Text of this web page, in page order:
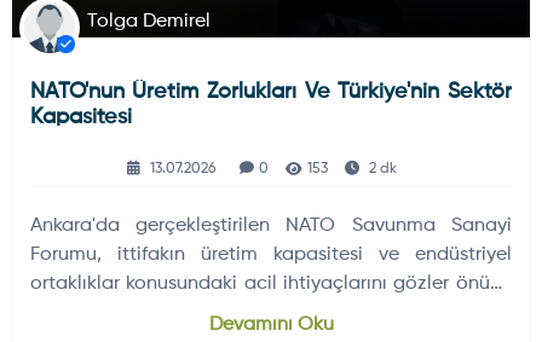
Tolga Demirel
NATO'nun Üretim Zorlukları Ve Türkiye'nin Sektör
Kapasitesi
13.07.2026 0 153 2 dk
Ankara'da gerçekleştirilen NATO Savunma Sanayi
Forumu, ittifakın üretim kapasitesi ve endüstriyel
ortaklıklar konusundaki acil ihtiyaçlarını gözler önüne
Devamını Oku